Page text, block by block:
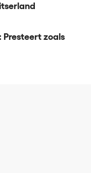
Presteert zoals